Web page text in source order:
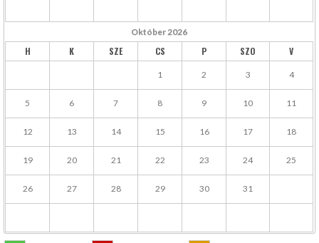
Október 2026
H K SZE CS P SZO V
1 2 3 4
5 6 7 8 9 10 11
12 13 14 15 16 17 18
19 20 21 22 23 24 25
26 27 28 29 30 31